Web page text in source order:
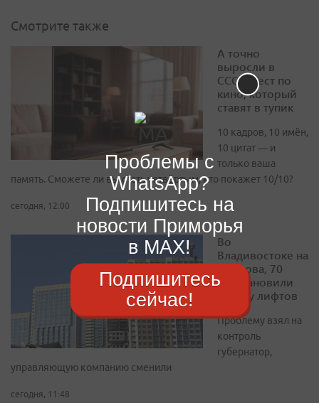
Смотрите также
А точно
выросли в
СССР? Тест по
кино, который
ставят в тупик
10 кадров, 10 имён,
10 цитат — и
только ваша
память. Сможете ли вы стать четвёртым, кто покажет 10/10?
сегодня, 12:00
Во
Владивостоке на
Леонова, 70
восстановили
работу лифтов
Проблему взял на
контроль
губернатор,
управляющую компанию сменили
сегодня, 11:48
Проблемы с
WhatsApp?
Подпишитесь на
новости Приморья
в MAX!
Подпишитесь
сейчас!